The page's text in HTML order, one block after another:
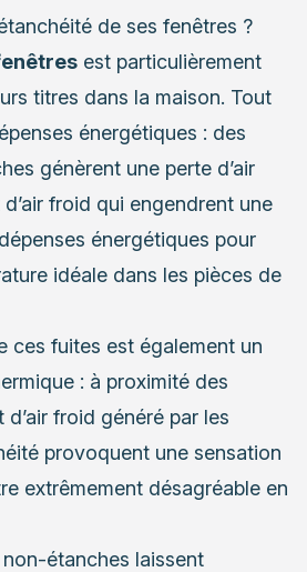
de ses fenêtres ?
est particulièrement
titres dans la maison. Tout
énergétiques : des
génèrent une perte d’air
froid qui engendrent une
énergétiques pour
idéale dans les pièces de
ces fuites est également un
: à proximité des
froid généré par les
provoquent une sensation
extrêmement désagréable en
étanches laissent